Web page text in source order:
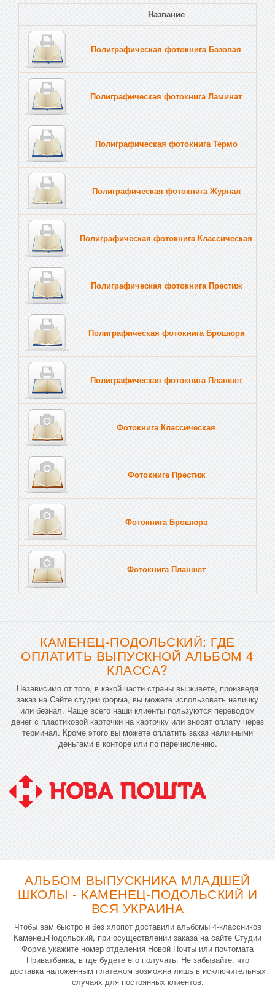
Название
Полиграфическая фотокнига Базовая
Полиграфическая фотокнига Ламинат
Полиграфическая фотокнига Термо
Полиграфическая фотокнига Журнал
Полиграфическая фотокнига Классическая
Полиграфическая фотокнига Престиж
Полиграфическая фотокнига Брошюра
Полиграфическая фотокнига Планшет
Фотокнига Классическая
Фотокнига Престиж
Фотокнига Брошюра
Фотокнига Планшет
КАМЕНЕЦ-ПОДОЛЬСКИЙ: ГДЕ
ОПЛАТИТЬ ВЫПУСКНОЙ АЛЬБОМ 4
КЛАССА?
Независимо от того, в какой части страны вы живете, произведя
заказ на Сайте студии форма, вы можете использовать наличку
или безнал. Чаще всего наши клиенты пользуются переводом
денег с пластиковой карточки на карточку или вносят оплату через
терминал. Кроме этого вы можете оплатить заказ наличными
деньгами в конторе или по перечислению.
АЛЬБОМ ВЫПУСКНИКА МЛАДШЕЙ
ШКОЛЫ - КАМЕНЕЦ-ПОДОЛЬСКИЙ И
ВСЯ УКРАИНА
Чтобы вам быстро и без хлопот доставили альбомы 4-классников
Каменец-Подольский, при осуществлении заказа на сайте Студии
Форма укажите номер отделения Новой Почты или почтомата
Приватбанка, в где будете его получать. Не забывайте, что
доставка наложенным платежом возможна лишь в исключительных
случаях для постоянных клиентов.